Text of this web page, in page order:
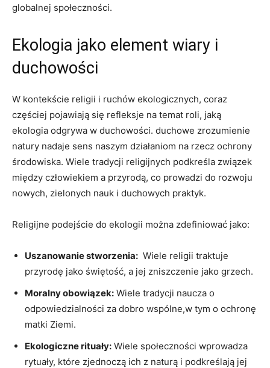
globalnej społeczności.
Ekologia ​jako element wiary i
duchowości
W ‌kontekście religii i ruchów ekologicznych, coraz
⁣częściej‌ pojawiają ‍się ​refleksje na temat roli, jaką
ekologia⁣ odgrywa w duchowości. duchowe ‌zrozumienie
‌natury⁣ nadaje sens naszym działaniom‌ na‌ rzecz ochrony
środowiska.‌ Wiele tradycji ​religijnych podkreśla związek
między człowiekiem a przyrodą, co prowadzi do rozwoju
nowych, zielonych nauk i duchowych praktyk.
Religijne podejście do ekologii można zdefiniować jako:
Uszanowanie stworzenia: ⁣ Wiele religii⁤ traktuje
przyrodę ‌jako⁣ świętość, a jej zniszczenie jako grzech.
Moralny obowiązek: ‍Wiele ‌tradycji naucza o
odpowiedzialności za dobro⁢ wspólne,w⁤ tym o ⁢ochronę
matki Ziemi.
Ekologiczne rituały: Wiele społeczności wprowadza
rytuały, które zjednoczą ich z ⁤naturą i ​podkreślają jej⁢